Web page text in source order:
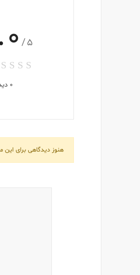
/5
0 دیدگاه
هنوز دیدگاهی برای